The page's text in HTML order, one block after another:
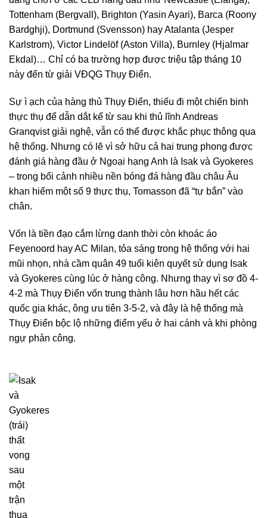
Tottenham (Bergvall), Brighton (Yasin Ayari), Barca (Roony
Bardghji), Dortmund (Svensson) hay Atalanta (Jesper
Karlstrom), Victor Lindelöf (Aston Villa), Burnley (Hjalmar
Ekdal)… Chỉ có ba trường hợp được triệu tập tháng 10
này đến từ giải VĐQG Thụy Điển.
Sự ì ạch của hàng thủ Thụy Điển, thiếu đi một chiến binh
thực thụ để dẫn dắt kể từ sau khi thủ lĩnh Andreas
Granqvist giải nghệ, vẫn có thể được khắc phục thông qua
hệ thống. Nhưng có lẽ vì sở hữu cả hai trung phong được
đánh giá hàng đầu ở Ngoại hạng Anh là Isak và Gyokeres
– trong bối cảnh nhiều nền bóng đá hàng đầu châu Âu
khan hiếm một số 9 thực thụ, Tomasson đã “tự bắn” vào
chân.
Vốn là tiền đạo cắm lừng danh thời còn khoác áo
Feyenoord hay AC Milan, tỏa sáng trong hệ thống với hai
mũi nhọn, nhà cầm quân 49 tuổi kiên quyết sử dụng Isak
và Gyokeres cùng lúc ở hàng công. Nhưng thay vì sơ đồ 4-
4-2 mà Thụy Điển vốn trung thành lâu hơn hầu hết các
quốc gia khác, ông ưu tiên 3-5-2, và đây là hệ thống mà
Thụy Điển bộc lộ những điểm yếu ở hai cánh và khi phòng
ngự phản công.